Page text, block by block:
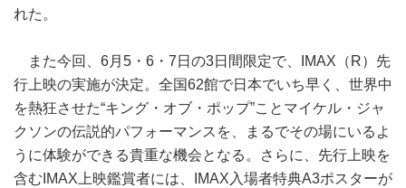
れた。
また今回、6月5・6・7日の3日間限定で、IMAX（R）先
行上映の実施が決定。全国62館で日本でいち早く、世界中
を熱狂させた“キング・オブ・ポップ”ことマイケル・ジャ
クソンの伝説的パフォーマンスを、まるでその場にいるよ
うに体験ができる貴重な機会となる。さらに、先行上映を
含むIMAX上映鑑賞者には、IMAX入場者特典A3ポスターが